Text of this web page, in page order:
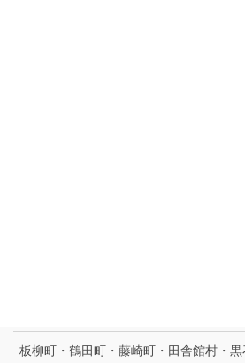
板柳町・鶴田町・藤崎町・田舎館村・